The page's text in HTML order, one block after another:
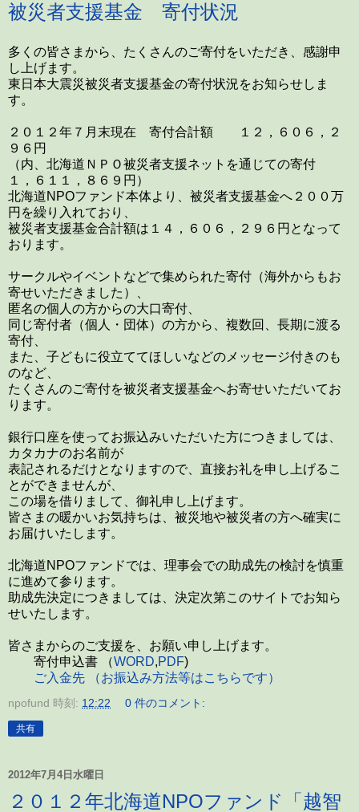
被災者支援基金 寄付状況
多くの皆さまから、たくさんのご寄付をいただき、感謝申
し上げます。
東日本大震災被災者支援基金の寄付状況をお知らせしま
す。
２０１２年７月末現在 寄付合計額 １２，６０６，２
９６円
（内、北海道ＮＰＯ被災者支援ネットを通じての寄付
１，６１１，８６９円）
北海道NPOファンド本体より、被災者支援基金へ２００万
円を繰り入れており、
被災者支援基金合計額は１４，６０６，２９６円となって
おります。
サークルやイベントなどで集められた寄付（海外からもお
寄せいただきました）、
匿名の個人の方からの大口寄付、
同じ寄付者（個人・団体）の方から、複数回、長期に渡る
寄付、
また、子どもに役立ててほしいなどのメッセージ付きのも
のなど、
たくさんのご寄付を被災者支援基金へお寄せいただいてお
ります。
銀行口座を使ってお振込みいただいた方につきましては、
カタカナのお名前が
表記されるだけとなりますので、直接お礼を申し上げるこ
とができませんが、
この場を借りまして、御礼申し上げます。
皆さまの暖かいお気持ちは、被災地や被災者の方へ確実に
お届けいたします。
北海道NPOファンドでは、理事会での助成先の検討を慎重
に進めて参ります。
助成先決定につきましては、決定次第このサイトでお知ら
せいたします。
皆さまからのご支援を、お願い申し上げます。
寄付申込書 （WORD,PDF)
ご入金先 （お振込み方法等はこちらです）
npofund 時刻: 12:22 0 件のコメント:
共有
2012年7月4日水曜日
２０１２年北海道NPOファンド「越智